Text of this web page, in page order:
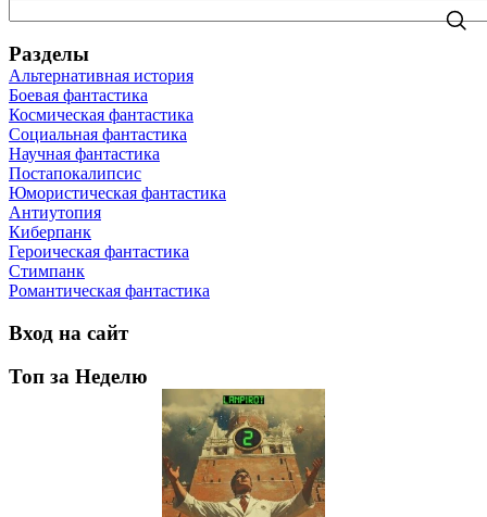
Разделы
Альтернативная история
Боевая фантастика
Космическая фантастика
Социальная фантастика
Научная фантастика
Постапокалипсис
Юмористическая фантастика
Антиутопия
Киберпанк
Героическая фантастика
Стимпанк
Романтическая фантастика
Вход на сайт
Топ за Неделю